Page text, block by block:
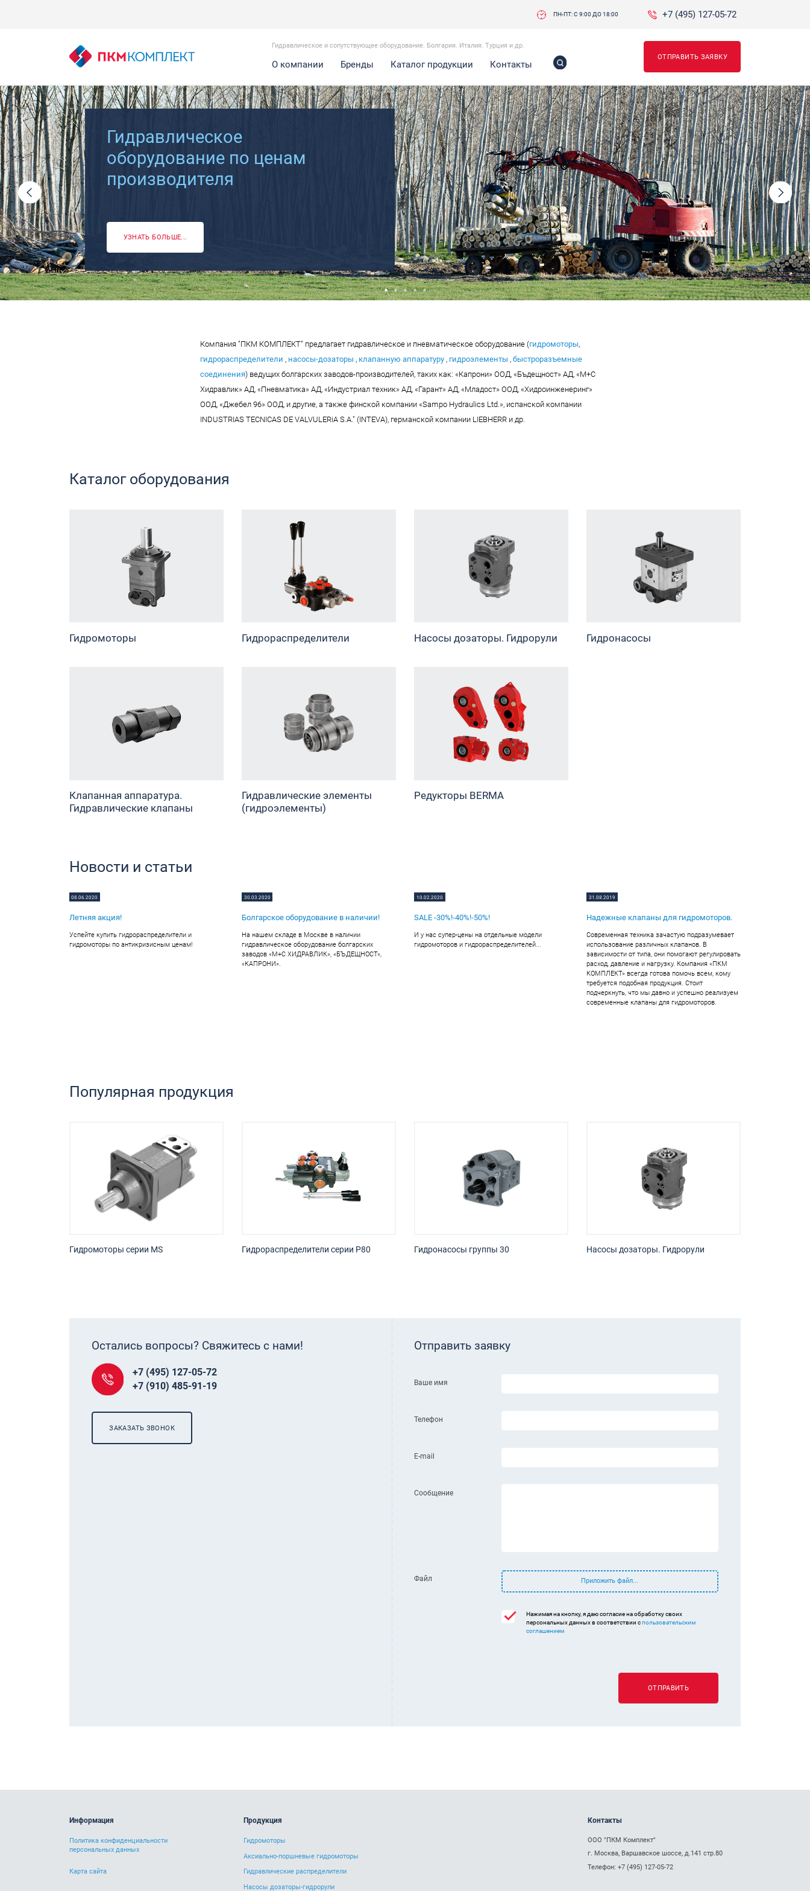
ПН-ПТ: С 9:00 ДО 18:00 +7 (495) 127-05-72
Гидравлическое и сопутствующее оборудование. Болгария. Италия. Турция и др.
О компании Бренды Каталог продукции Контакты
ОТПРАВИТЬ ЗАЯВКУ
• • • • •
Гидравлическое
оборудование по ценам
производителя
УЗНАТЬ БОЛЬШЕ...
Компания "ПКМ КОМПЛЕКТ" предлагает гидравлическое и пневматическое оборудование (гидромоторы,
гидрораспределители , насосы-дозаторы , клапанную аппаратуру , гидроэлементы ,быстроразъемные
соединения) ведущих болгарских заводов-производителей, таких как: «Капрони» ООД, «Бъдещност» АД, «М+С
Хидравлик» АД, «Пневматика» АД, «Индустриал техник» АД, «Гарант» АД, «Младост» ООД, «Хидроинженеринг»
ООД, «Джебел 96» ООД, и другие, а также финской компании «Sampo Hydraulics Ltd.», испанской компании
INDUSTRIAS TECNICAS DE VALVULERiA S.A." (INTEVA), германской компании LIEBHERR и др.
Каталог оборудования
Гидромоторы Гидрораспределители Насосы дозаторы. Гидрорули Гидронасосы
Клапанная аппаратура.
Гидравлические клапаны
Гидравлические элементы
(гидроэлементы)
Редукторы BERMA
Новости и статьи
08.06.2020
Летняя акция!
Успейте купить гидрораспределители и
гидромоторы по антикризисным ценам!
30.03.2020
Болгарское оборудование в наличии!
На нашем складе в Москве в наличии
гидравлическое оборудование болгарских
заводов «M+С ХИДРАВЛИК», «БЪДЕЩНОСТ»,
«КАПРОНИ».
10.02.2020
SALE -30%!-40%!-50%!
И у нас супер-цены на отдельные модели
гидромоторов и гидрораспределителей...
31.08.2019
Надежные клапаны для гидромоторов.
Современная техника зачастую подразумевает
использование различных клапанов. В
зависимости от типа, они помогают регулировать
расход, давление и нагрузку. Компания «ПКМ
КОМПЛЕКТ» всегда готова помочь всем, кому
требуется подобная продукция. Стоит
подчеркнуть, что мы давно и успешно реализуем
современные клапаны для гидромоторов.
Популярная продукция
Гидромоторы серии MS Гидрораспределители серии P80 Гидронасосы группы 30 Насосы дозаторы. Гидрорули
Остались вопросы? Свяжитесь с нами!
+7 (495) 127-05-72
+7 (910) 485-91-19
ЗАКАЗАТЬ ЗВОНОК
Отправить заявку
Ваше имя
Телефон
E-mail
Сообщение
Файл Приложить файл...
Нажимая на кнопку, я даю согласие на обработку своих
персональных данных в соответствии спользовательским
соглашением
ОТПРАВИТЬ
Информация
Политика конфиденциальности
персональных данных
Карта сайта
Продукция
Гидромоторы
Аксиально-поршневые гидромоторы
Гидравлические распределители
Насосы дозаторы-гидрорули
Контакты
ООО "ПКМ Комплект"
г. Москва, Варшавское шоссе, д.141 стр.80
Телефон:+7 (495) 127-05-72